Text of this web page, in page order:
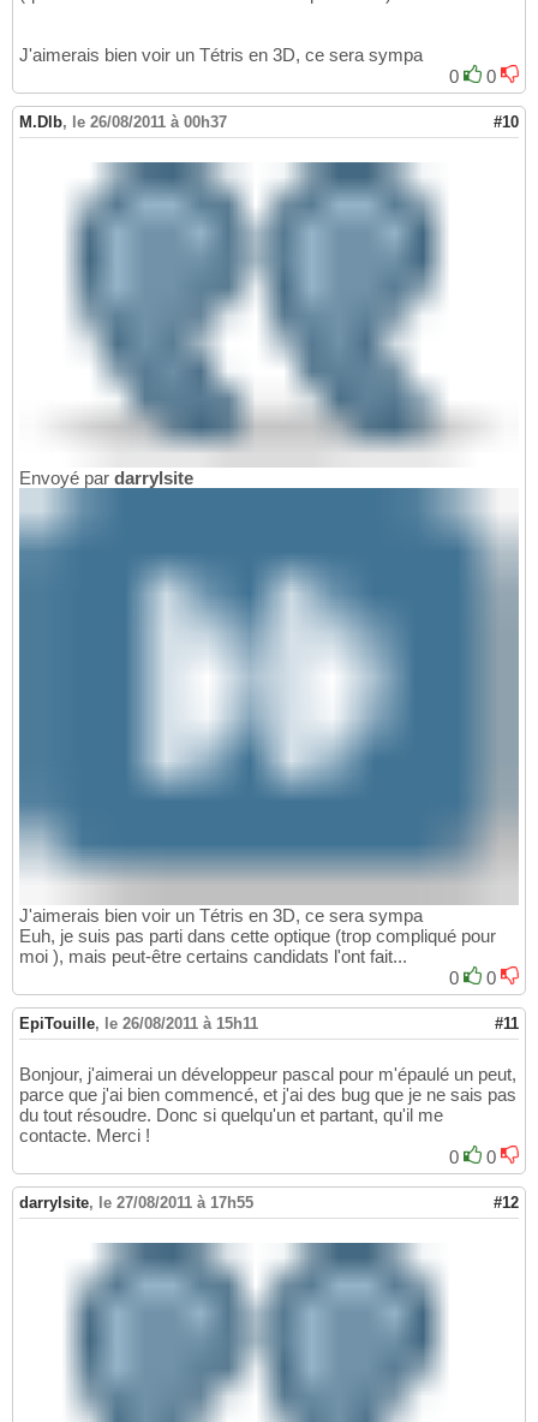
J'aimerais bien voir un Tétris en 3D, ce sera sympa
0
0
M.Dlb, le 26/08/2011 à 00h37 #10
Envoyé par darrylsite
J'aimerais bien voir un Tétris en 3D, ce sera sympa
Euh, je suis pas parti dans cette optique (trop compliqué pour
moi ), mais peut-être certains candidats l'ont fait...
0
0
EpiTouille, le 26/08/2011 à 15h11 #11
Bonjour, j'aimerai un développeur pascal pour m'épaulé un peut,
parce que j'ai bien commencé, et j'ai des bug que je ne sais pas
du tout résoudre. Donc si quelqu'un et partant, qu'il me
contacte. Merci !
0
0
darrylsite, le 27/08/2011 à 17h55 #12